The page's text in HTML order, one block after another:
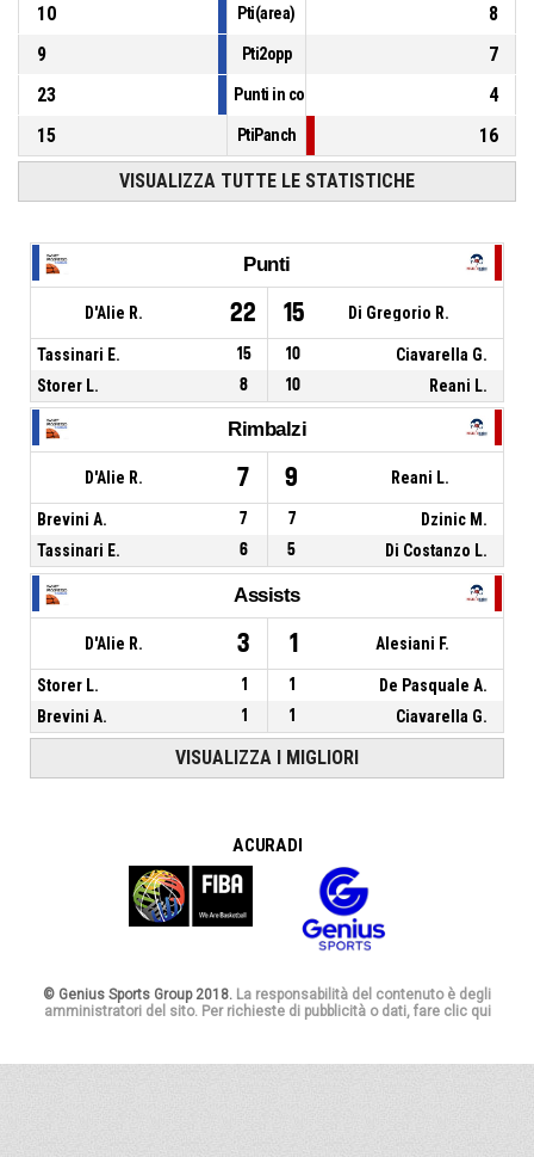
10
Pti(area)
8
9
Pti2opp
7
23
Punti in contropiede
4
15
PtiPanch 16
VISUALIZZA TUTTE LE STATISTICHE
Punti
D'Alie R. 22 15 Di Gregorio R.
Tassinari E. 15 10
Ciavarella G.
Storer L.
8 10 Reani L.
Rimbalzi
D'Alie R. 7 9 Reani L.
Brevini A. 7 7
Dzinic M.
Tassinari E.
6 5 Di Costanzo L.
Assists
D'Alie R. 3 1 Alesiani F.
Storer L. 1 1
De Pasquale A.
Brevini A.
1 1 Ciavarella G.
VISUALIZZA I MIGLIORI
A CURA DI
© Genius Sports Group 2018. La responsabilità del contenuto è degli
amministratori del sito. Per richieste di pubblicità o dati, fare clic qui